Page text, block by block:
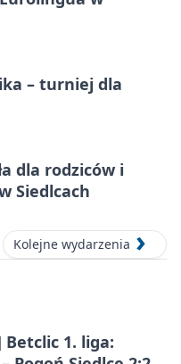
– turniej dla
dla rodziców i
Siedlcach
Kolejne wydarzenia
Betclic 1. liga: